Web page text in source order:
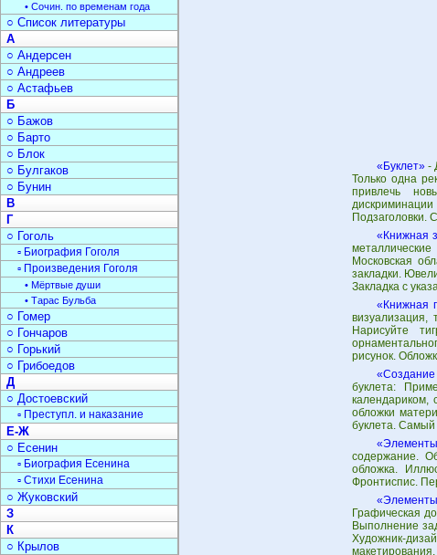
«Буклет»-
Только одна
привлечь
дискриминации
Подзаголовки.
«Книжная
Московская
закладки.
Закладка с
«Книжная
визуализация,
Нарисуйте
рисунок.
буклета:
календариком,
обложки
буклета. Самый
«Элементы
содержание.
обложка.
Фронтиспис.
Графическая
Выполнение
Художник-
• Сочин. по временам года
○ Список литературы
А
○ Андерсен
○ Андреев
○ Астафьев
Б
○ Бажов
○ Барто
○ Блок
○ Булгаков
○ Бунин
В
Г
○ Гоголь
▫ Биография Гоголя
▫ Произведения Гоголя
• Мёртвые души
• Тарас Бульба
○ Гомер
○ Гончаров
○ Горький
○ Грибоедов
Д
○ Достоевский
▫ Преступл. и наказание
Е-Ж
○ Есенин
▫ Биография Есенина
▫ Стихи Есенина
○ Жуковский
З
К
○ Крылов